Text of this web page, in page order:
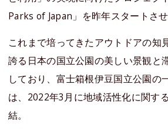
Parks of Japan」を昨年スタートさせ
これまで培ってきたアウトドアの知
誇る日本の国立公園の美しい景観と
しており、富士箱根伊豆国立公園の
は、2022年3月に地域活性化に関す
結。